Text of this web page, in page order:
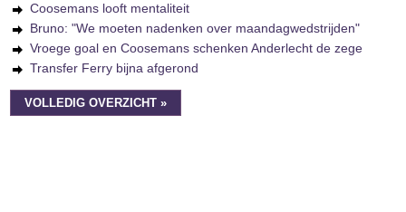
Coosemans looft mentaliteit
Bruno: "We moeten nadenken over maandagwedstrijden"
Vroege goal en Coosemans schenken Anderlecht de zege
Transfer Ferry bijna afgerond
VOLLEDIG OVERZICHT »